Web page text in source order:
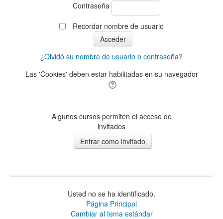
Contraseña
Recordar nombre de usuario
¿Olvidó su nombre de usuario o contraseña?
Las 'Cookies' deben estar habilitadas en su navegador
Algunos cursos permiten el acceso de
invitados
Usted no se ha identificado.
Página Principal
Cambiar al tema estándar